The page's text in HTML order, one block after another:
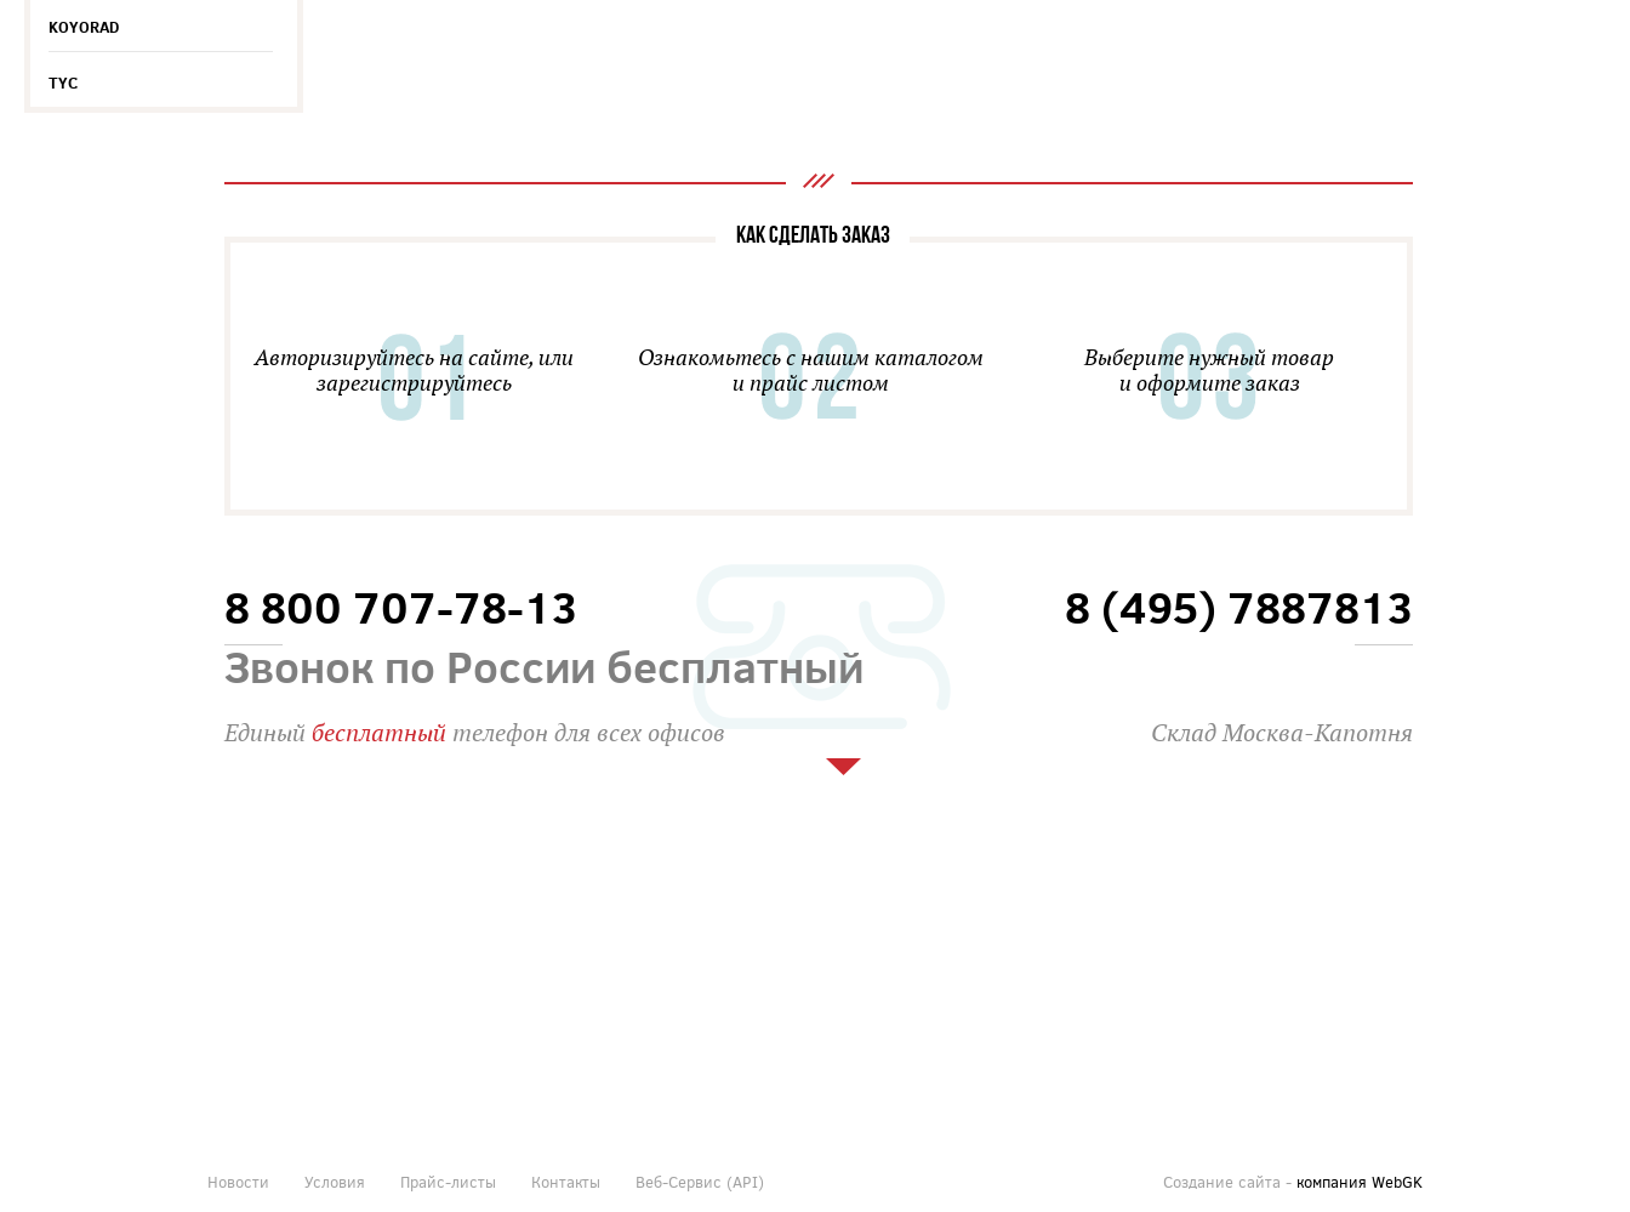
KOYORAD
TYC
КАК СДЕЛАТЬ ЗАКАЗ
Авторизируйтесь на сайте, или
зарегистрируйтесь
Ознакомьтесь с нашим каталогом
и прайс листом
Выберите нужный товар
и оформите заказ
8 800 707-78-13
Звонок по России бесплатный
8 (495) 7887813
Единыйбесплатный телефон для всех офисов Склад Москва-Капотня
Новости Условия Прайс-листы Контакты Веб-Сервис (API) Создание сайта - компания WebGK